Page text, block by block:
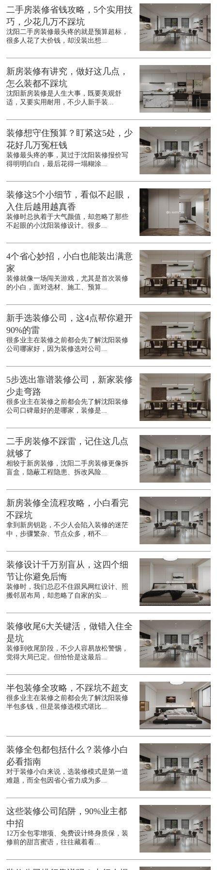
二手房装修省钱攻略，5个实用技
巧，少花几万不踩坑
沈阳二手房装修最头疼的就是预算超标，
很多人花了大价钱，却没装出想...
新房装修有讲究，做好这几点，
怎么装都不踩坑
沈阳新房装修是人生大事，既要美观舒
适，又要实用耐用，不少人新手装...
装修想守住预算？盯紧这5处，少
花好几万冤枉钱
装修最头疼的事，莫过于沈阳装修报价写
得明明白白，最后花得一塌糊涂...
装修这5个小细节，看似不起眼，
入住后越用越真香
装修时总执着于大气颜值，却忽略了那些
不起眼的小沈阳装修设计。很多...
4个省心妙招，小白也能装出满意
家
装修就像一场闯关游戏，尤其是首次装修
的小白，面对选材、施工、预算...
新手选装修公司，这4点帮你避开
90%的雷
很多业主在装修之前都会先了解沈阳装修
公司哪家好，因为装修选对公司...
5步选出靠谱装修公司，新家装修
少走弯路
很多业主在装修之前都会先了解沈阳装修
公司口碑最好的是哪家，装修是...
二手房装修不踩雷，记住这几点
就够了
相较于新房装修，沈阳二手房装修更像拆
盲盒，隐蔽工程隐患、拆改风险...
新房装修全流程攻略，小白看完
不踩坑
拿到新房钥匙，不少人会陷入装修的迷茫
中，步骤繁杂、节点众多，稍不...
装修设计千万别盲从，这四个细
节让你避免后悔
装修时，我们总忍不住跟风网红设计、照
搬邻居布局，却忽略了自家的实...
装修收尾6大关键活，做错入住全
是坑
装修到收尾阶段，不少人容易放松警惕，
觉得大局已定。但恰恰是这最后...
半包装修全攻略，不踩坑不超支
很多业主在装修之前都会先了解沈阳装修
半包多钱，但是装修选模式堪比...
装修全包都包括什么？装修小白
必看指南
对于装修小白来说，选装修模式是第一道
难题，而全包因省心省力成为多...
这些装修公司陷阱，90%业主都
中招
12万全包零增项、免费设计终身质保，装
修前的甜言蜜语，往往藏着看...